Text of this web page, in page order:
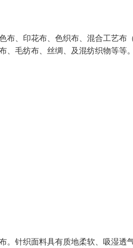
布、印花布、色织布、混合工艺布
、毛纺布、丝绸、及混纺织物等等
。针织面料具有质地柔软、吸湿透